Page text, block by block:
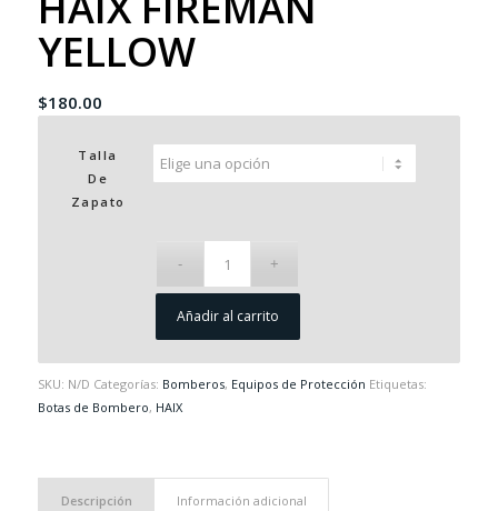
YELLOW
$180.00
Talla
De
Zapato
Añadir al carrito
SKU: N/D Categorías: Bomberos, Equipos de Protección Etiquetas:
Botas de Bombero, HAIX
Descripción Información adicional